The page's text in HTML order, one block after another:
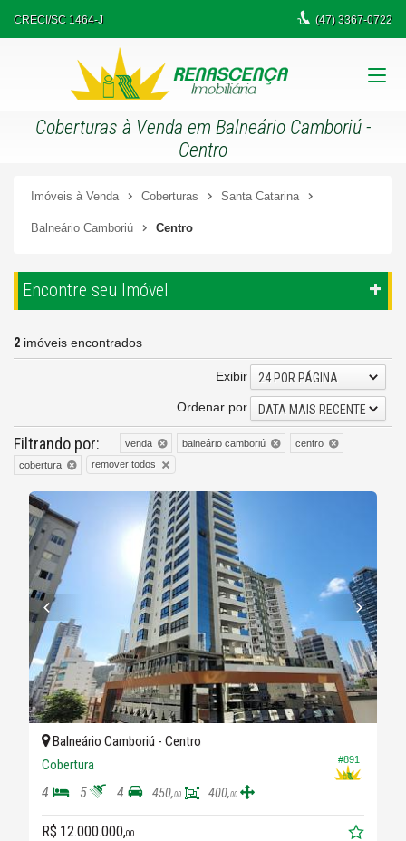
CRECI/SC 1464-J (47)3367-0722
Coberturas à Venda em Balneário Camboriú -
Centro
Imóveis à Venda Coberturas Santa Catarina
Balneário Camboriú Centro
Encontre seu Imóvel
2 imóveis encontrados
Exibir
24 POR PÁGINA
Ordenar por
DATA MAIS RECENTE
Filtrando por: venda balneário camboriú
centro
cobertura
remover todos
#891
Balneário Camboriú - Centro
Cobertura
4 5 4 450,00 400,00
R$ 12.000.000,00